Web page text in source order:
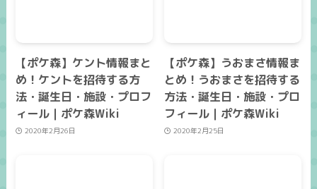
【ポケ森】ケント情報まと
め！ケントを招待する方
法・誕生日・施設・プロフ
ィール｜ポケ森Wiki
2020年2月26日
【ポケ森】うおまさ情報ま
とめ！うおまさを招待する
方法・誕生日・施設・プロ
フィール｜ポケ森Wiki
2020年2月25日